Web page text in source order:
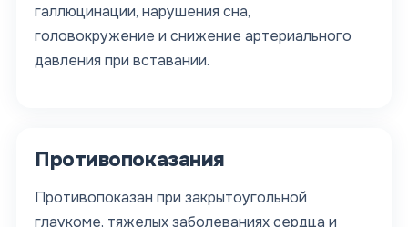
галлюцинации, нарушения сна,
головокружение и снижение артериального
давления при вставании.
Противопоказания
Противопоказан при закрытоугольной
глаукоме, тяжелых заболеваниях сердца и